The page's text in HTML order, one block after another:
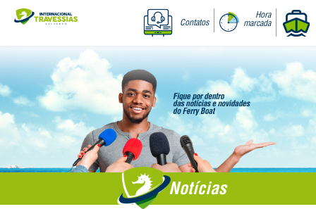
Contatos
Hora
marcada
Notícias